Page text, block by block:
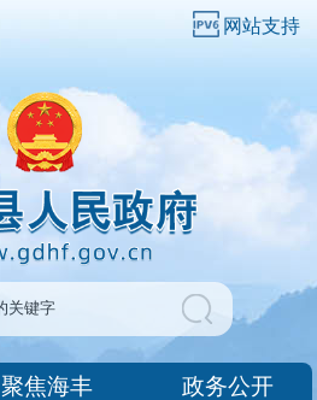
网站支持
聚焦海丰
政务公开